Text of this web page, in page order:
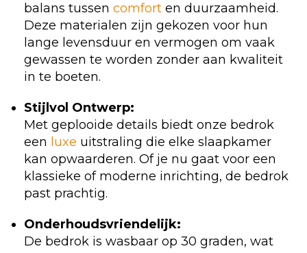
balans tussen comfort en duurzaamheid.
Deze materialen zijn gekozen voor hun
lange levensduur en vermogen om vaak
gewassen te worden zonder aan kwaliteit
in te boeten.
Stijlvol Ontwerp:
Met geplooide details biedt onze bedrok
een luxe uitstraling die elke slaapkamer
kan opwaarderen. Of je nu gaat voor een
klassieke of moderne inrichting, de bedrok
past prachtig.
Onderhoudsvriendelijk:
De bedrok is wasbaar op 30 graden, wat